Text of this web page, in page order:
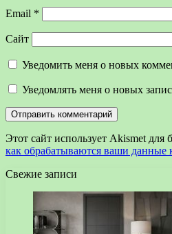
Email *
Сайт
Уведомить меня о новых
Уведомлять меня о новых
Этот сайт использует Akismet для
как обрабатываются ваши данные
Свежие записи